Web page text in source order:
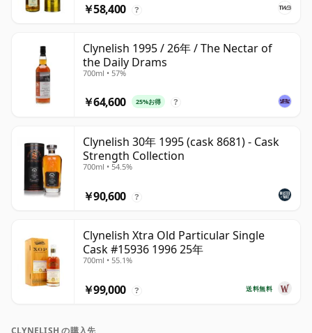
￥58,400 ?
Clynelish 1995 / 26年 / The Nectar of
the Daily Drams
700ml • 57%
￥64,600 25%お得 ?
Clynelish 30年 1995 (cask 8681) - Cask
Strength Collection
700ml • 54.5%
￥90,600 ?
Clynelish Xtra Old Particular Single
Cask #15936 1996 25年
700ml • 55.1%
送料無料
￥99,000 ?